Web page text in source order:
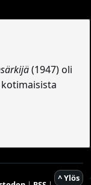
(1947) oli
^ Ylös